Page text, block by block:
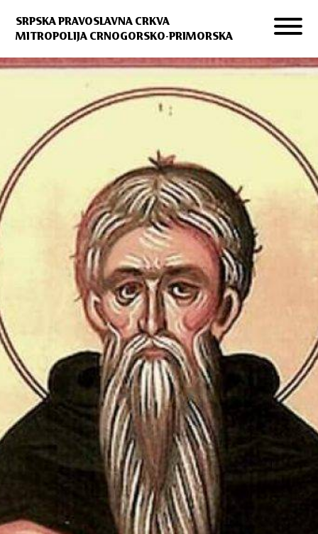
SRPSKA PRAVOSLAVNA CRKVA
MITROPOLIJA CRNOGORSKO-PRIMORSKA